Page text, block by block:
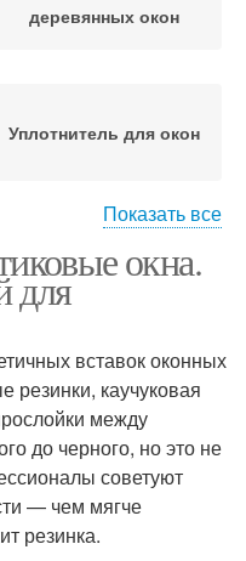
деревянных окон
Уплотнитель для окон
Показать все
окна.
для
вставок оконных
каучуковая
между
до черного, но это не
советуют
— чем мягче
резинка.